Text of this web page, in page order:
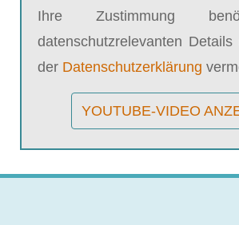
Ihre Zustimmung
datenschutzrelevanten
der Datenschutzerklärung
YOUTUBE-VIDEO